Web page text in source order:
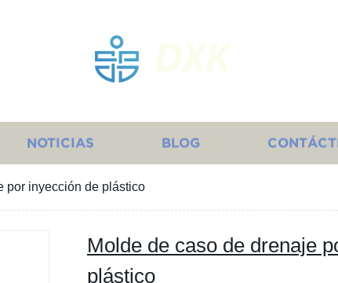
NOTICIAS BLOG
por inyección de plástico
Molde de caso de drenaje
plástico